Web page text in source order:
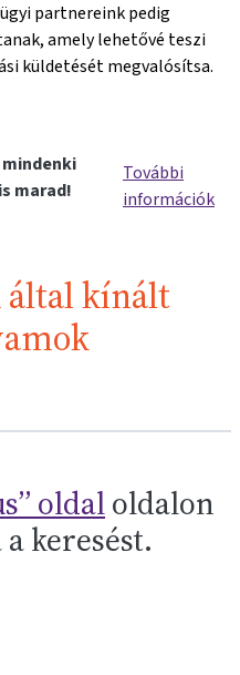
partnereink pedig
amely lehetővé teszi
küldetését megvalósítsa.
mindenki
marad!
További
információk
kínált
oldaloldalon
keresést.